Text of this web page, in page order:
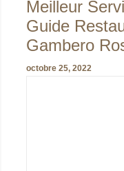
Meilleur
Guide
Gambero
octobre 25, 2022